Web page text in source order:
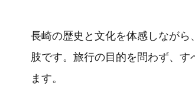
長崎の歴史と文化を体感しなが
肢です。旅行の目的を問わず、
ます。